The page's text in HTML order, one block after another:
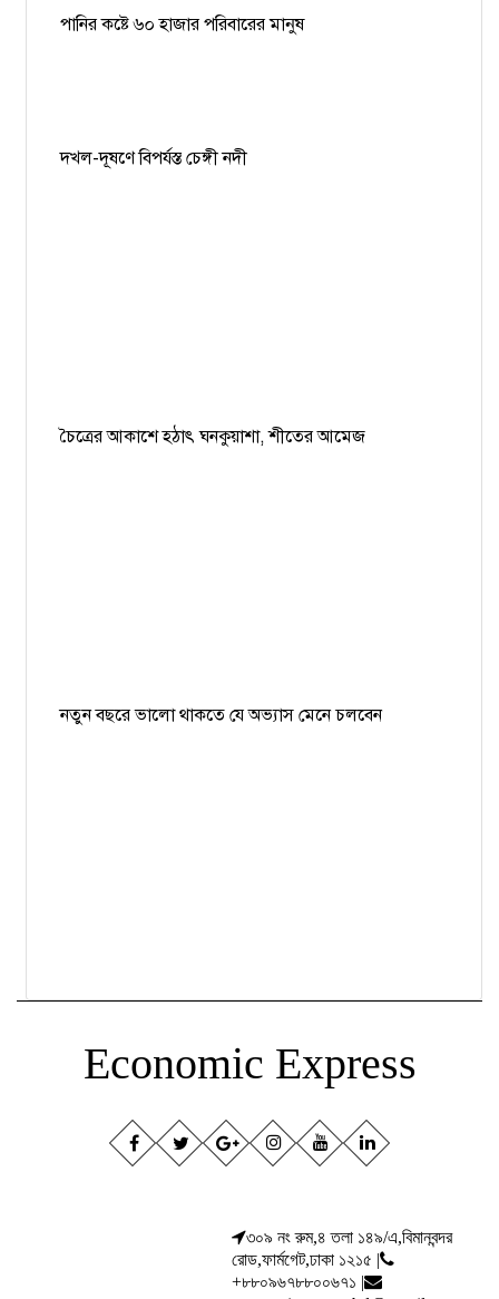
পানির কষ্টে ৬০ হাজার পরিবারের মানুষ
দখল-দূষণে বিপর্যস্ত চেঙ্গী নদী
চৈত্রের আকাশে হঠাৎ ঘনকুয়াশা, শীতের আমেজ
নতুন বছরে ভালো থাকতে যে অভ্যাস মেনে চলবেন
Economic Express
৩০৯ নং রুম,৪ তলা ১৪৯/এ,বিমানবন্দর
রোড,ফার্মগেট,ঢাকা ১২১৫ |
+৮৮০৯৬৭৮৮০০৬৭১ |